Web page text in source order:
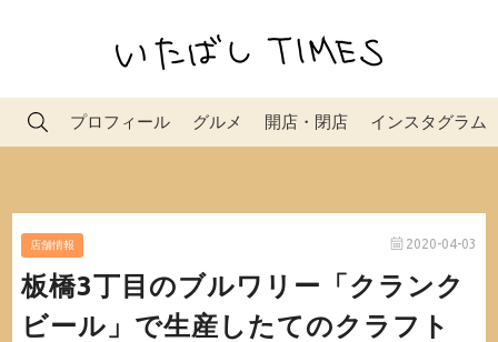
プロフィール グルメ 開店・閉店 インスタグラム
店舗情報 2020-04-03
板橋3丁目のブルワリー「クランク
ビール」で生産したてのクラフト